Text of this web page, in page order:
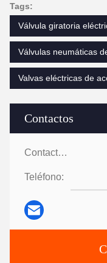
Contactos
Contactos:
Teléfono:
Tags:
Válvula giratoria
Válvulas neumáticas
Valvas eléctricas de